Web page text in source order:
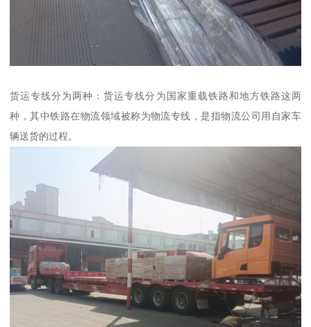
货运专线分为两种：货运专线分为国家重载铁路和地方铁路这两
种，其中铁路在物流领域被称为物流专线，是指物流公司用自家车
辆送货的过程。